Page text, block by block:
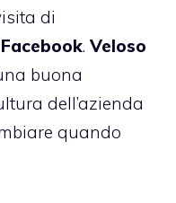
di
Facebook.Veloso
buona
dell’azienda
quando